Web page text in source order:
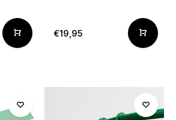
€19,95